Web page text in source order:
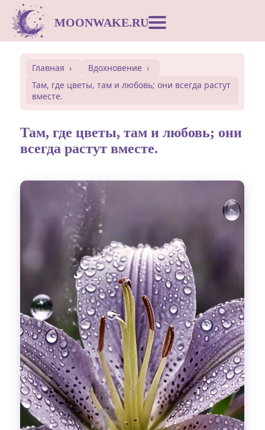
MOONWAKE.RU
Сонник
Открытки
Вдохновение
Гадания
Красоты!
Fashion
Главная
Вдохновение
Там, где цветы, там и любовь; они всегда растут
вместе.
Там, где цветы, там и любовь; они
всегда растут вместе.
Выдох